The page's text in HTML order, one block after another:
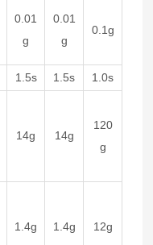
0.01
g
0.01
g
0.1g
1.5s 1.5s
1.0s
14g 14g
120
g
1.4g 1.4g 12g